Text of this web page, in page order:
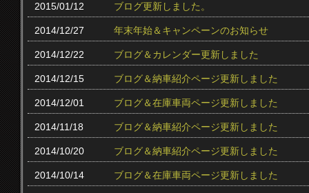
2015/01/12 ブログ更新しました。
2014/12/27 年末年始＆キャンペーンのお知らせ
2014/12/22 ブログ＆カレンダー更新しました
2014/12/15 ブログ＆納車紹介ページ更新しました
2014/12/01 ブログ＆在庫車両ページ更新しました
2014/11/18 ブログ＆納車紹介ページ更新しました
2014/10/20 ブログ＆納車紹介ページ更新しました
2014/10/14 ブログ＆在庫車両ページ更新しました